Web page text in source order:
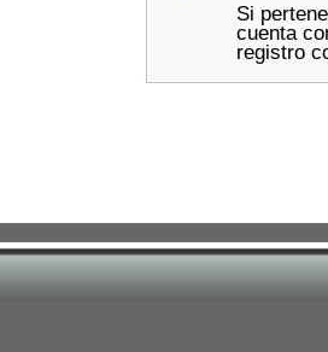
Si
cuenta
registro